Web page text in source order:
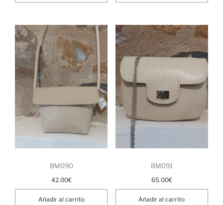
BM090
42.00€
Añadir al carrito
BM091
65.00€
Añadir al carrito